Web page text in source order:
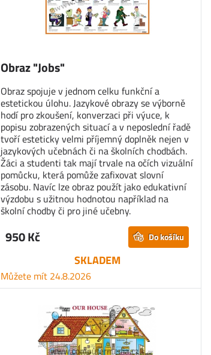
Obraz "Jobs"
Obraz spojuje v jednom celku funkční a
estetickou úlohu. Jazykové obrazy se výborně
hodí pro zkoušení, konverzaci při výuce, k
popisu zobrazených situací a v neposlední řadě
tvoří esteticky velmi příjemný doplněk nejen v
jazykových učebnách či na školních chodbách.
Žáci a studenti tak mají trvale na očích vizuální
pomůcku, která pomůže zafixovat slovní
zásobu. Navíc lze obraz použít jako edukativní
výzdobu s užitnou hodnotou například na
školní chodby či pro jiné učebny.
950 Kč Do košíku
SKLADEM
Můžete mít 24.8.2026